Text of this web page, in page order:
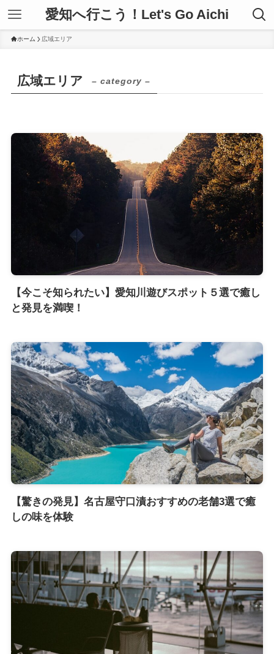
愛知へ行こう！Let's Go Aichi
ホーム 広域エリア
広域エリア – category –
【今こそ知られたい】愛知川遊びスポット５選で癒し
と発見を満喫！
【驚きの発見】名古屋守口漬おすすめの老舗3選で癒
しの味を体験